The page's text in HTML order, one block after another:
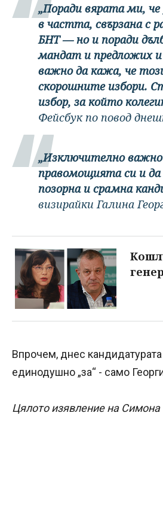
„Поради вярата ми,
в частта, свързана с
БНТ — но и поради
мандат и предложих и
важно да кажа, че
скорошните избори.
избор, за който
Фейсбук по повод
„Изключително
правомощията си и да
позорна и срамна
визирайки Галина
Впрочем, днес
единодушно „за“ - само
Цялото изявление на Симона